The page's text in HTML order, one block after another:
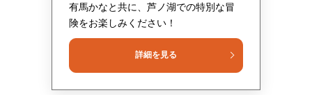
有馬かなと共に、芦ノ湖での特別な冒
険をお楽しみください！
詳細を見る